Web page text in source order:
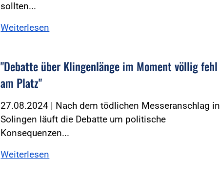
sollten...
Weiterlesen
"Debatte über Klingenlänge im Moment völlig fehl
am Platz"
27.08.2024 | Nach dem tödlichen Messeranschlag in
Solingen läuft die Debatte um politische
Konsequenzen...
Weiterlesen